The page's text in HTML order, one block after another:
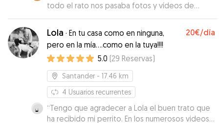
todo el rato nos pasaba fotos y vídeos de
Weasley y se le veía muy bien. Si algún día
vuelvo a necesitar que alguien se quede con él,
no dudaría en volver a escribirles a ella y a su
pareja 😊”
Lola · En tu casa como en ninguna,
pero en la mía....como en la tuya!!!!
20€/día
5.0 (29 Reservas)
Santander - 17.46 km
4 Usuarios recurrentes
“Tengo que agradecer a Lola el buen trato que
ha recibido mi perrito. En los numerosos videos